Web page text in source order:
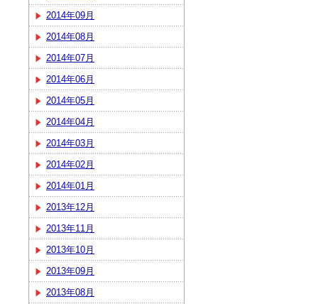
2014年09月
2014年08月
2014年07月
2014年06月
2014年05月
2014年04月
2014年03月
2014年02月
2014年01月
2013年12月
2013年11月
2013年10月
2013年09月
2013年08月